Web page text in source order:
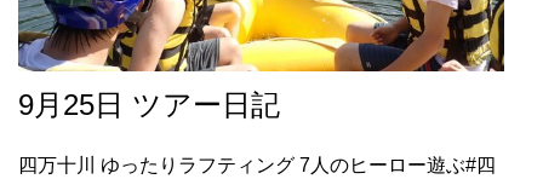
9月25日 ツアー日記
四万十川 ゆったりラフティング 7人のヒーロー遊ぶ#四